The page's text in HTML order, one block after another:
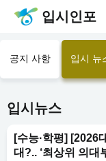
입시인포
공지 사항 입시 뉴
입시뉴스
[수능·학평] [2026
대?.. ‘최상위 의대